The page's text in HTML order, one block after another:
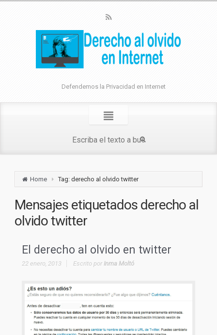
Defendemos la Privacidad en Internet
Home Tag: derecho al olvido twitter
Mensajes etiquetados derecho al
olvido twitter
El derecho al olvido en twitter
22 enero, 2013 Escrito por Inma Moltó